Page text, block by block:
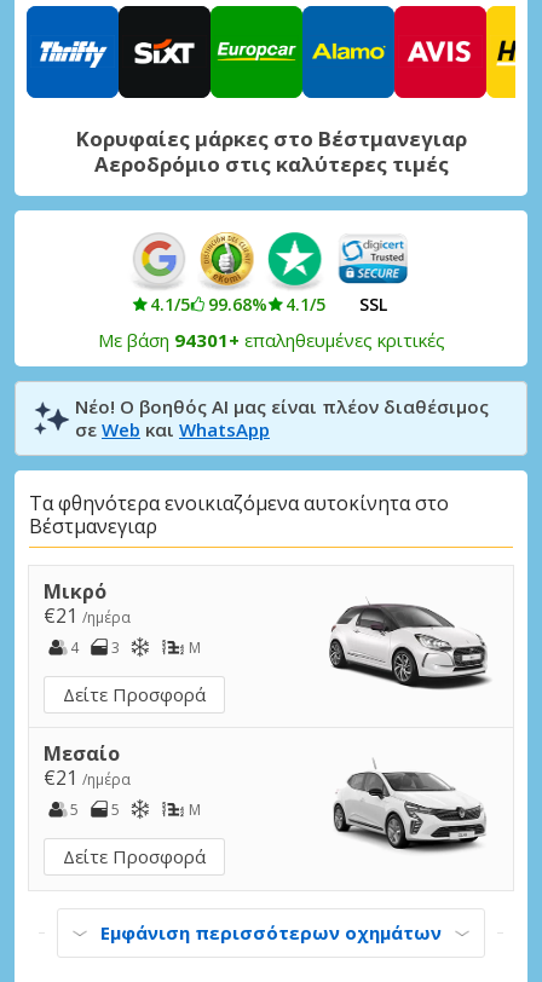
Κορυφαίες μάρκες στο Βέστμανεγιαρ
Αεροδρόμιο στις καλύτερες τιμές
4.1/5 99.68% 4.1/5 SSL
Με βάση 94301+ επαληθευμένες κριτικές
Νέο! Ο βοηθός AI μας είναι πλέον διαθέσιμος
σε Web και WhatsApp
Τα φθηνότερα ενοικιαζόμενα αυτοκίνητα στο
Βέστμανεγιαρ
Μικρό
€21 /ημέρα
4
3 M
Δείτε Προσφορά
Μεσαίο
€21 /ημέρα
5
5 M
Δείτε Προσφορά
Εμφάνιση περισσότερων οχημάτων